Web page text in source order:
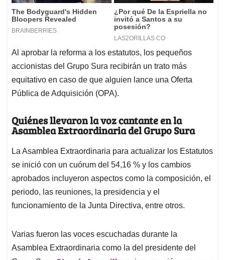
Al aprobar la reforma a los estatutos, los pequeños
accionistas del Grupo Sura recibirán un trato más
equitativo en caso de que alguien lance una Oferta
Pública de Adquisición (OPA).
Quiénes llevaron la voz cantante en la
Asamblea Extraordinaria del Grupo Sura
La Asamblea Extraordinaria para actualizar los Estatutos
se inició con un cuórum del 54,16 % y los cambios
aprobados incluyeron aspectos como la composición, el
periodo, las reuniones, la presidencia y el
funcionamiento de la Junta Directiva, entre otros.
Varias fueron las voces escuchadas durante la
Asamblea Extraordinaria como la del presidente del